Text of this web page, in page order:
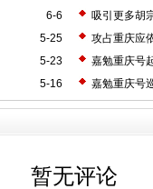
6-6
吸引更多胡
5-25
攻占重庆应
5-23
嘉勉重庆号
5-16
嘉勉重庆号
暂无评论